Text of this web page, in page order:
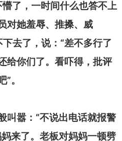
了，一时间什么也答不上
对她羞辱、推搡、威
去了，说： “差不多行了
给你们了。看吓得，批评
”。
叫嚣： “不说出电话就报警
来了。老板对妈妈一顿劈